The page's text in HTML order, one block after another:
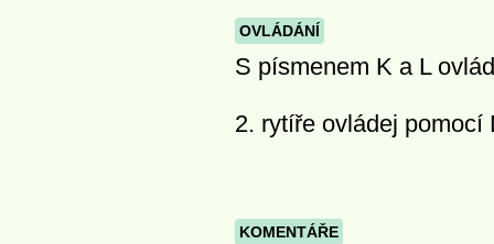
OVLÁDÁNÍ
S písmenem K a L
2. rytíře ovládej pomocí
KOMENTÁŘE